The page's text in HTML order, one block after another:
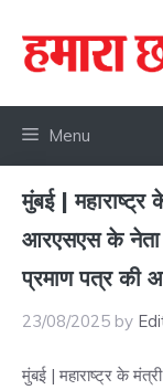
content
Menu
मुंबई |
आरएसएस के नेता
प्रमाण पत्र की
23/08/2025 by
मुंबई | महाराष्ट्र के